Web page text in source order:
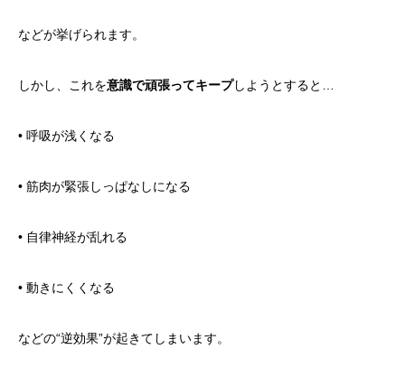
などが挙げられます。
しかし、これを意識で頑張ってキープしようとすると…
• 呼吸が浅くなる
• 筋肉が緊張しっぱなしになる
• 自律神経が乱れる
• 動きにくくなる
などの“逆効果”が起きてしまいます。